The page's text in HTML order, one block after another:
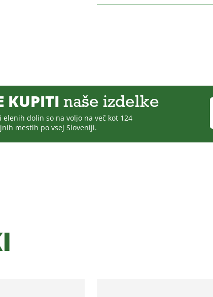
KUPITI naše izdelke
elenih dolin so na voljo na več kot 124
mestih po vsej Sloveniji.